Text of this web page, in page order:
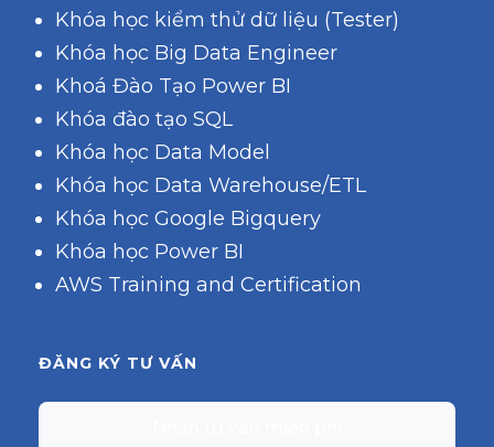
Khóa học kiểm thử dữ liệu (Tester)
Khóa học Big Data Engineer
Khoá Đào Tạo Power BI
Khóa đào tạo SQL
Khóa học Data Model
Khóa học Data Warehouse/ETL
Khóa học Google Bigquery
Khóa học Power BI
AWS Training and Certification
ĐĂNG KÝ TƯ VẤN